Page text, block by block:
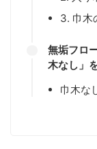
3. 巾木
無垢フロ
木なし」
巾木な